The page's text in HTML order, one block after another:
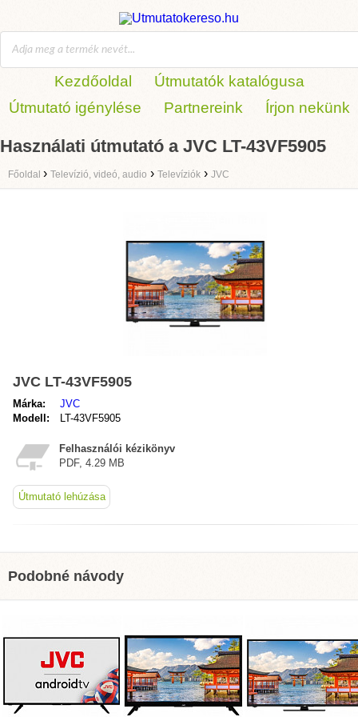
Kezdőoldal
Útmutatók katalógusa
Útmutató igénylése
Partnereink Írjon nekünk
Használati útmutató a JVC LT-43VF5905
Főoldal › Televízió, videó, audio › Televíziók › JVC
JVC LT-43VF5905
Márka:
JVC
Modell:
LT-43VF5905
Felhasználói kézikönyv
PDF, 4.29 MB
Útmutató lehúzása
Podobné návody